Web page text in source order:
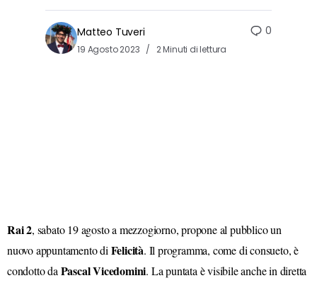
Matteo Tuveri
19 Agosto 2023 2 Minuti di lettura
0
Rai 2, sabato 19 agosto a mezzogiorno, propone al pubblico un
nuovo appuntamento diFelicità. Il programma, come di consueto, è
condotto daPascal Vicedomini. La puntata è visibile anche in diretta